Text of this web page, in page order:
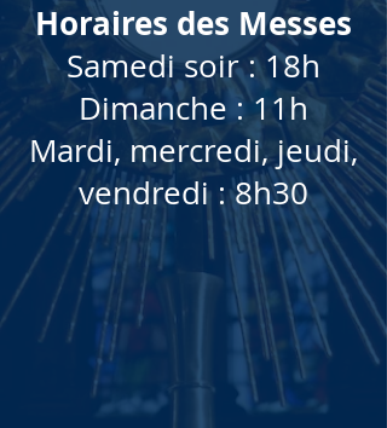
Horaires des Messes
Samedi soir : 18h
Dimanche : 11h
Mardi, mercredi, jeudi,
vendredi : 8h30
Feuille d'annonces
Horaires Vos prêtres
Nous